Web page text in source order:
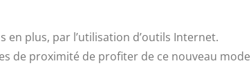
en plus, par l’utilisation d’outils Internet.
de proximité de profiter de ce nouveau mode